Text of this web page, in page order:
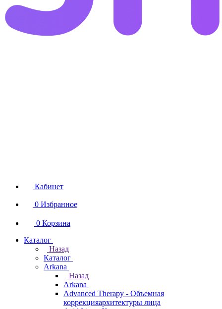
Кабинет
0 Избранное
0 Корзина
Каталог
Назад
Каталог
Arkana
Назад
Arkana
Advanced Therapy - Объемная
коррекцияархитектуры лица